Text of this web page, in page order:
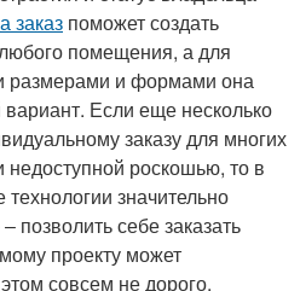
заказ поможет создать
помещения, а для
размерами и формами она
Если еще несколько
заказу для многих
роскошью, то в
значительно
позволить себе заказать
проекту может
совсем не дорого.